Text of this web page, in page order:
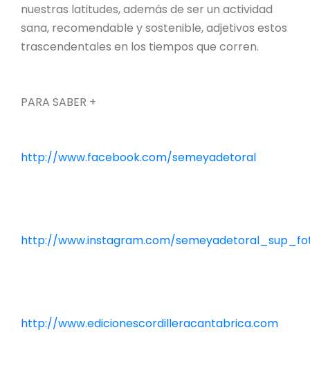
nuestras latitudes, además de ser un actividad
sana, recomendable y sostenible, adjetivos estos
trascendentales en los tiempos que corren.
PARA SABER +
http://www.facebook.com/semeyadetoral
http://www.instagram.com/
http://www.edicionescordilleracantabrica.com